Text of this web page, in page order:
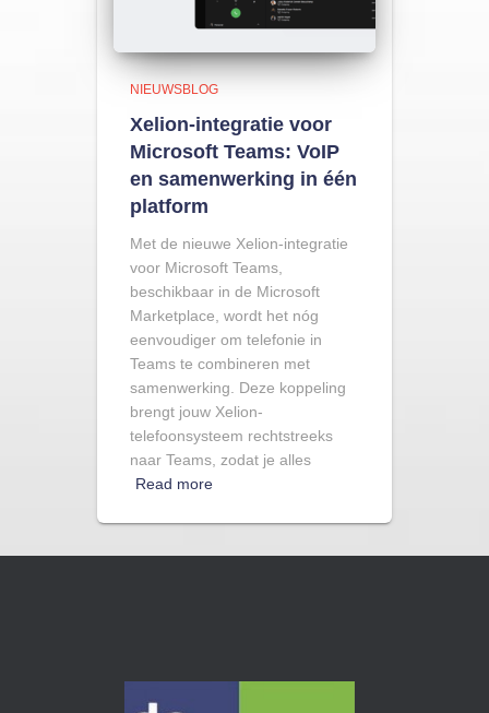
NIEUWSBLOG
Xelion-integratie voor
Microsoft Teams: VoIP
en samenwerking in één
platform
Met de nieuwe Xelion-integratie
voor Microsoft Teams,
beschikbaar in de Microsoft
Marketplace, wordt het nóg
eenvoudiger om telefonie in
Teams te combineren met
samenwerking. Deze koppeling
brengt jouw Xelion-
telefoonsysteem rechtstreeks
naar Teams, zodat je alles
Read more